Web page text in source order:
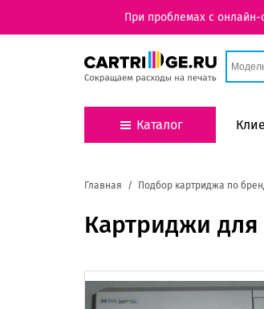
При проблемах с онлайн-
Каталог
Главная Подбор картриджа по
Картриджи для